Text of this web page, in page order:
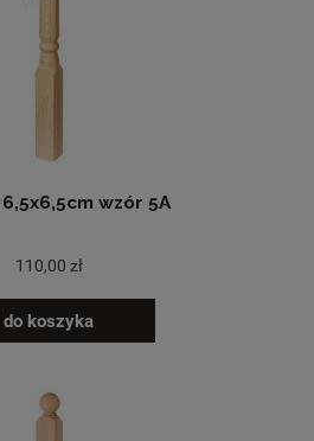
6,5x6,5cm wzór 5A
110,00 zł
do koszyka